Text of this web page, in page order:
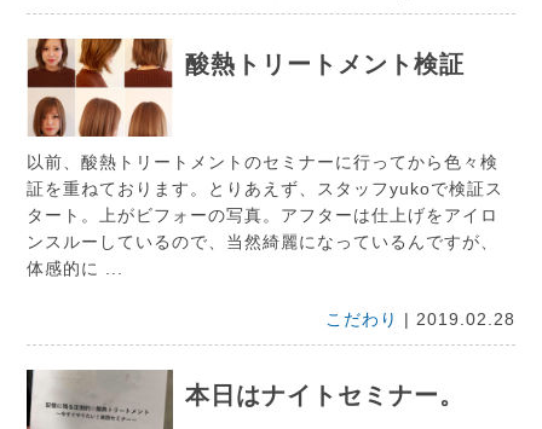
酸熱トリートメント検証
以前、酸熱トリートメントのセミナーに行ってから色々検
証を重ねております。とりあえず、スタッフyukoで検証ス
タート。上がビフォーの写真。アフターは仕上げをアイロ
ンスルーしているので、当然綺麗になっているんですが、
体感的に ...
こだわり | 2019.02.28
本日はナイトセミナー。